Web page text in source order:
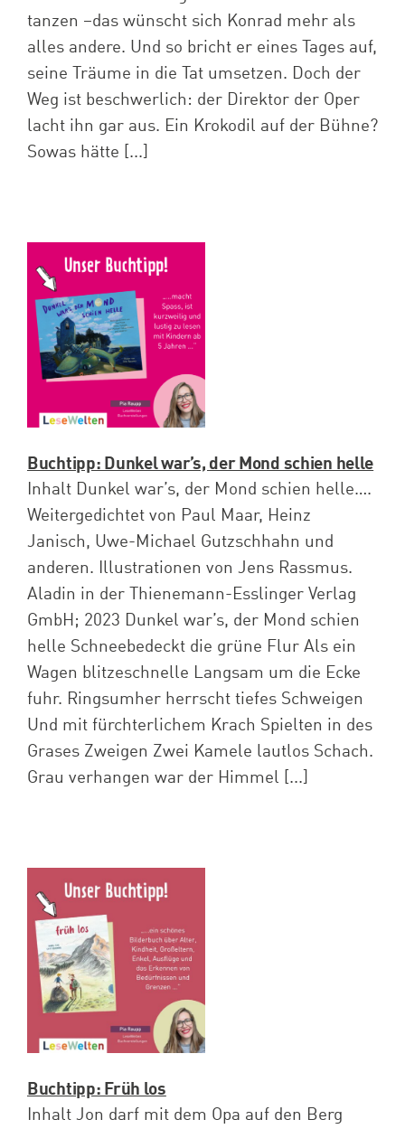
tanzen –das wünscht sich Konrad mehr als
alles andere. Und so bricht er eines Tages auf,
seine Träume in die Tat umsetzen. Doch der
Weg ist beschwerlich: der Direktor der Oper
lacht ihn gar aus. Ein Krokodil auf der Bühne?
Sowas hätte [...]
Buchtipp: Dunkel war’s, der Mond schien helle
Inhalt Dunkel war’s, der Mond schien helle….
Weitergedichtet von Paul Maar, Heinz
Janisch, Uwe-Michael Gutzschhahn und
anderen. Illustrationen von Jens Rassmus.
Aladin in der Thienemann-Esslinger Verlag
GmbH; 2023 Dunkel war’s, der Mond schien
helle Schneebedeckt die grüne Flur Als ein
Wagen blitzeschnelle Langsam um die Ecke
fuhr. Ringsumher herrscht tiefes Schweigen
Und mit fürchterlichem Krach Spielten in des
Grases Zweigen Zwei Kamele lautlos Schach.
Grau verhangen war der Himmel [...]
Buchtipp: Früh los
Inhalt Jon darf mit dem Opa auf den Berg